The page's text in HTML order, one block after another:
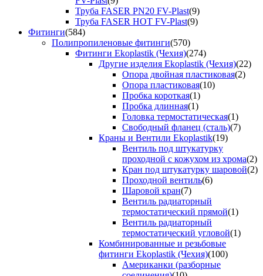
Труба FASER PN20 FV-Plast(9)
Труба FASER HOT FV-Plast(9)
Фитинги(584)
Полипропиленовые фитинги(570)
Фитинги Ekoplastik (Чехия)(274)
Другие изделия Ekoplastik (Чехия)(22)
Опора двойная пластиковая(2)
Опора пластиковая(10)
Пробка короткая(1)
Пробка длинная(1)
Головка термостатическая(1)
Свободный фланец (сталь)(7)
Краны и Вентили Ekoplastik(19)
Вентиль под штукатурку
проходной с кожухом из хрома(2)
Кран под штукатурку шаровой(2)
Проходной вентиль(6)
Шаровой кран(7)
Вентиль радиаторный
термостатический прямой(1)
Вентиль радиаторный
термостатический угловой(1)
Комбинированные и резьбовые
фитинги Ekoplastik (Чехия)(100)
Американки (разборные